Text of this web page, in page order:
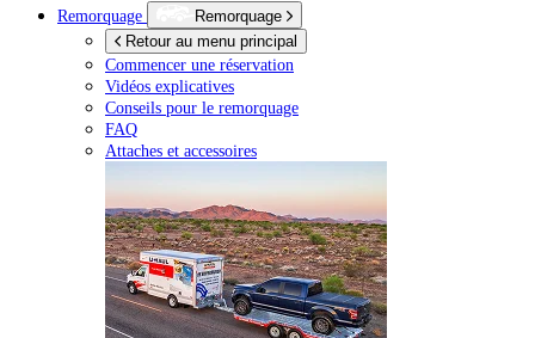
Remorquage
Remorquage
Retour au menu principal
Commencer une réservation
Vidéos explicatives
Conseils pour le remorquage
FAQ
Attaches et accessoires